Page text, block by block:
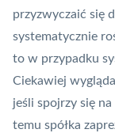
przyzwyczaić się
systematycznie
to w przypadku
Ciekawiej
jeśli spojrzy się
temu spółka